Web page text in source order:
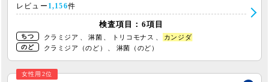
レビュー 1,156件
検査項目：6項目
ちつ クラミジア 淋菌 トリコモナス カンジダ
のど クラミジア（のど） 淋菌（のど）
女性用2位